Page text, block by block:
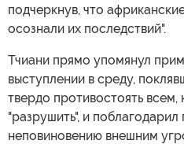
подчеркнув, что
осознали их последствий".
Тчиани прямо упомянул
выступлении в среду,
твердо противостоять всем,
"разрушить", и
неповиновению внешним